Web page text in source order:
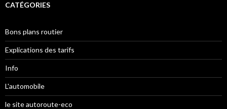
CATÉGORIES
Bons plans routier
Explications des tarifs
Info
L'automobile
le site autoroute-eco